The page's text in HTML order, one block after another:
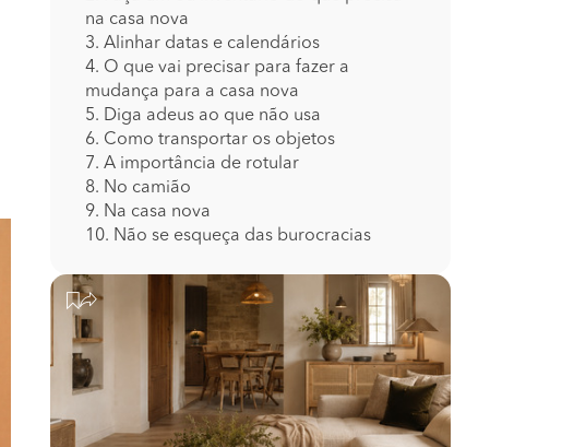
na casa nova
3. Alinhar datas e calendários
4. O que vai precisar para fazer a
mudança para a casa nova
5. Diga adeus ao que não usa
6. Como transportar os objetos
7. A importância de rotular
8. No camião
9. Na casa nova
10. Não se esqueça das burocracias